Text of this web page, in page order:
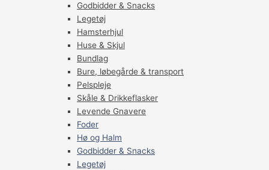
Godbidder & Snacks
Legetøj
Hamsterhjul
Huse & Skjul
Bundlag
Bure, løbegårde & transport
Pelspleje
Skåle & Drikkeflasker
Levende Gnavere
Foder
Hø og Halm
Godbidder & Snacks
Legetøj